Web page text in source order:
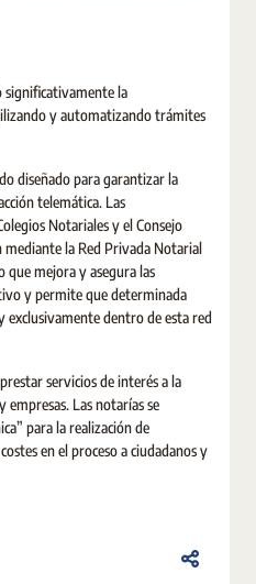
significativamente la
y automatizando trámites
diseñado para garantizar la
telemática. Las
Notariales y el Consejo
mediante la Red Privada Notarial
que mejora y asegura las
y permite que determinada
exclusivamente dentro de esta red
servicios de interés a la
empresas. Las notarías se
para la realización de
en el proceso a ciudadanos y